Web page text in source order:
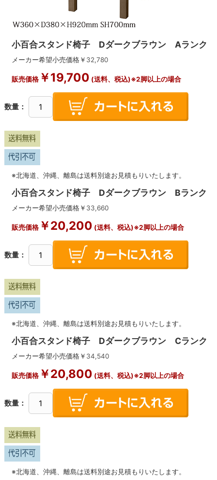
小百合スタンド椅子 Dダークブラウン Aランク
メーカー希望小売価格￥ 32,780
販売価格￥19,700 (送料、税込)※2脚以上の場合
数量：
※北海道、沖縄、離島は送料別途お見積もりいたします。
小百合スタンド椅子 Dダークブラウン Bランク
メーカー希望小売価格￥ 33,660
販売価格￥20,200 (送料、税込)※2脚以上の場合
数量：
※北海道、沖縄、離島は送料別途お見積もりいたします。
小百合スタンド椅子 Dダークブラウン Cランク
メーカー希望小売価格￥ 34,540
販売価格￥20,800 (送料、税込)※2脚以上の場合
数量：
※北海道、沖縄、離島は送料別途お見積もりいたします。